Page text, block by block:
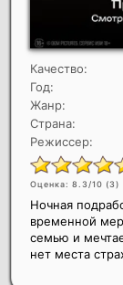
Качество:
Год:
Жанр:
Страна:
Режиссер:
Оценка: 8.3/10 (3)
Ночная
временной
семью и
нет места